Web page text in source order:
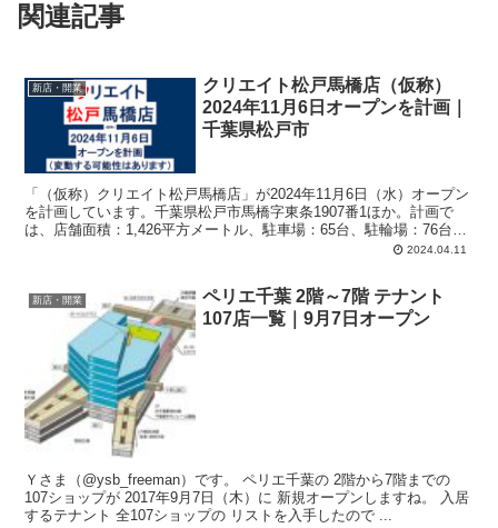
関連記事
新店・開業
クリエイト松戸馬橋店（仮称）
2024年11月6日オープンを計画｜
千葉県松戸市
「（仮称）クリエイト松戸馬橋店」が2024年11月6日（水）オープン
を計画しています。千葉県松戸市馬橋字東条1907番1ほか。計画で
は、店舗面積：1,426平方メートル、駐車場：65台、駐輪場：76台、
2024.04.11
新店・開業
ペリエ千葉 2階～7階 テナント
107店一覧｜9月7日オープン
Ｙさま（@ysb_freeman）です。 ペリエ千葉の 2階から7階までの
107ショップが 2017年9月7日（木）に 新規オープンしますね。 入居
するテナント 全107ショップの リストを入手したので ...